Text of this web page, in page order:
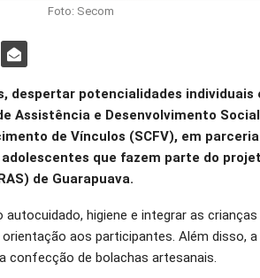
Foto: Secom
despertar potencialidades individuais
Assistência e Desenvolvimento Social
de Vínculos (SCFV), em parceria
que fazem parte do
de Guarapuava.
higiene e integrar as crianças
aos participantes. Além disso, a
confecção de bolachas artesanais.